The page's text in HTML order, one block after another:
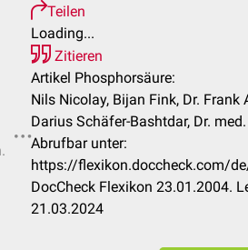
Teilen
Loading...
Zitieren
Artikel Phosphorsäure:
Nils Nicolay, Bijan Fink, Dr. Frank
Darius Schäfer-Bashtdar, Dr.
Abrufbar unter:
https://flexikon.doccheck.com/
DocCheck Flexikon 23.01.2004.
21.03.2024